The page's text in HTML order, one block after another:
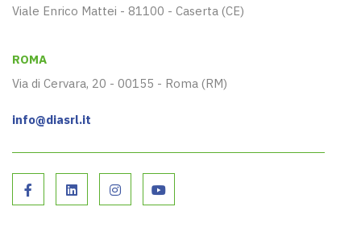
Viale Enrico Mattei - 81100 - Caserta (CE)
ROMA
Via di Cervara, 20 - 00155 - Roma (RM)
info@diasrl.it